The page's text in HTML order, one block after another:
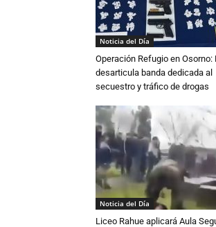
Noticia del Día
Operación Refugio en Osorno:
desarticula banda dedicada al
secuestro y tráfico de drogas
Noticia del Día
Liceo Rahue aplicará Aula